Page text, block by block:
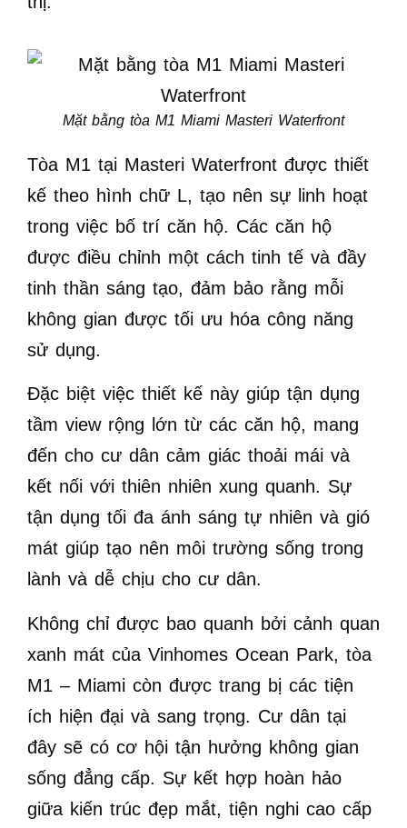
Mặt bằng tòa M1 Miami Masteri Waterfront
Tòa M1 tại Masteri Waterfront được thiết
kế theo hình chữ L, tạo nên sự linh hoạt
trong việc bố trí căn hộ. Các căn hộ
được điều chỉnh một cách tinh tế và đầy
tinh thần sáng tạo, đảm bảo rằng mỗi
không gian được tối ưu hóa công năng
sử dụng.
Đặc biệt việc thiết kế này giúp tận dụng
tầm view rộng lớn từ các căn hộ, mang
đến cho cư dân cảm giác thoải mái và
kết nối với thiên nhiên xung quanh. Sự
tận dụng tối đa ánh sáng tự nhiên và gió
mát giúp tạo nên môi trường sống trong
lành và dễ chịu cho cư dân.
Không chỉ được bao quanh bởi cảnh quan
xanh mát của Vinhomes Ocean Park, tòa
M1 – Miami còn được trang bị các tiện
ích hiện đại và sang trọng. Cư dân tại
đây sẽ có cơ hội tận hưởng không gian
sống đẳng cấp. Sự kết hợp hoàn hảo
giữa kiến trúc đẹp mắt, tiện nghi cao cấp